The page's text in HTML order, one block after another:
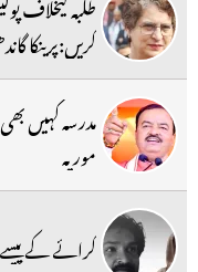
کریں:پرینکا
مدرسہ کہیں
موریہ
کرائے کے پیسے